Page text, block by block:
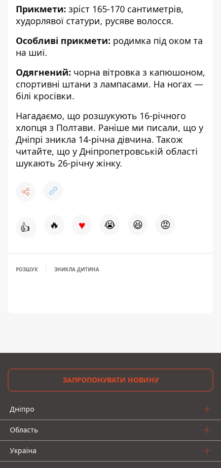
Прикмети: зріст 165-170 сантиметрів,
худорлявої статури, русяве волосся.
Особливі прикмети: родимка під оком та
на шиї.
Одягнений: чорна вітровка з капюшоном,
спортивні штани з лампасами. На ногах —
білі кросівки.
Нагадаємо, що розшукують 16-річного
хлопця з Полтави. Раніше ми писали, що у
Дніпрі зникла 14-річна дівчина. Також
читайте, що у Дніпропетровській області
шукають 26-річну жінку.
👍 🔥 ♥ 😭 😆 😡
РОЗШУК ЗНИКЛА ДИТИНА
ЗАПРОПОНУВАТИ НОВИНУ
Дніпро
Область
Україна